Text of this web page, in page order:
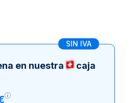
SIN IVA
en nuestra
caja